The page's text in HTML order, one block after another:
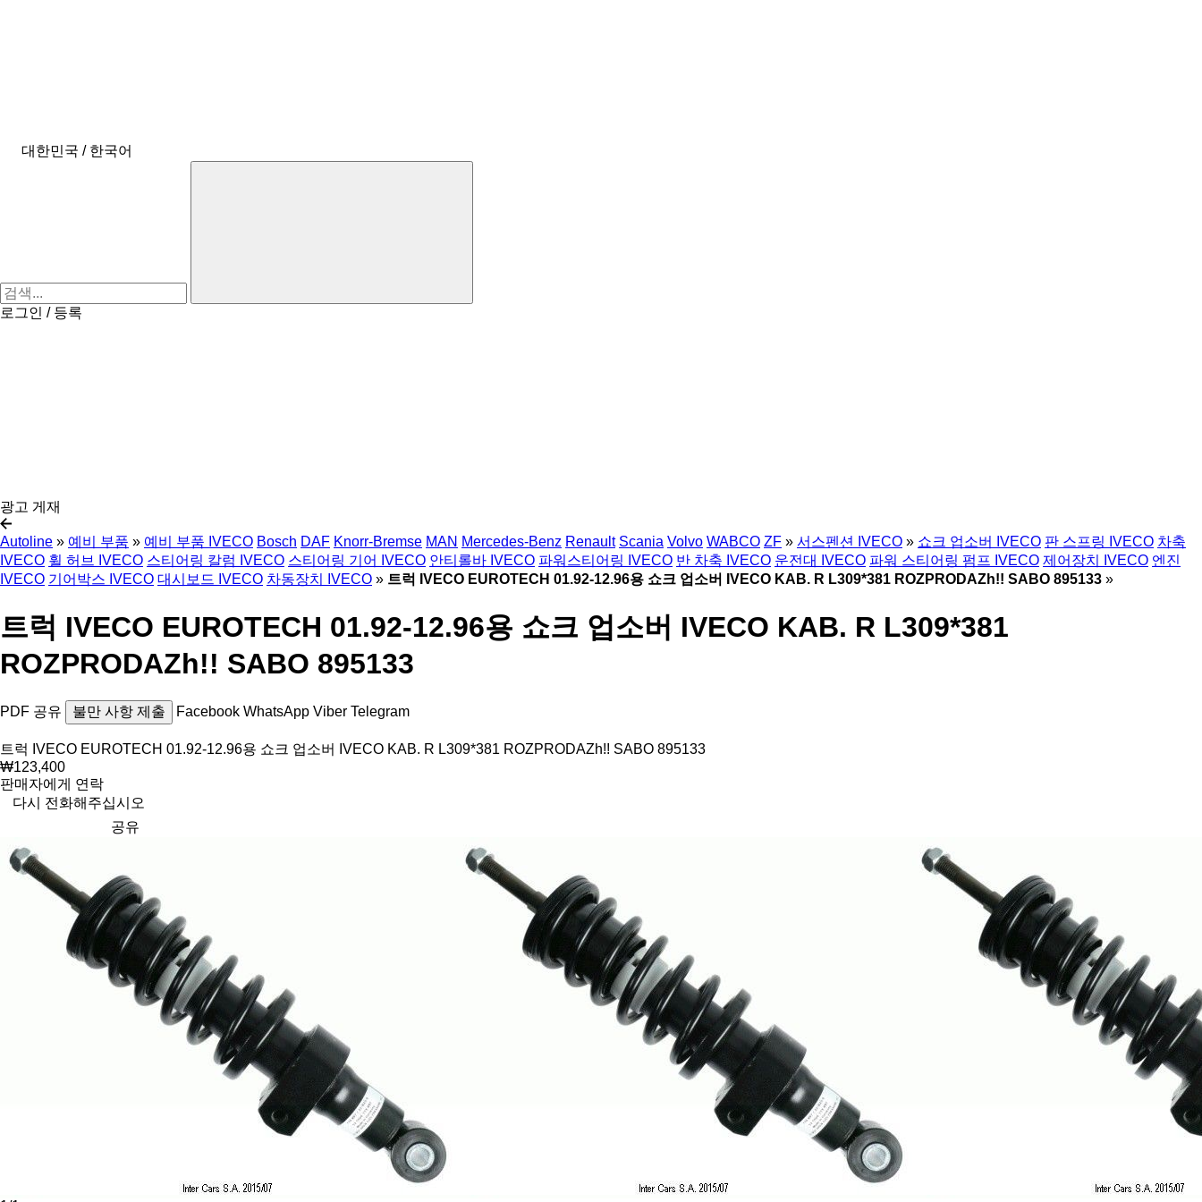
대한민국 / 한국어
로그인 / 등록
광고 게재
Autoline » 예비 부품 » 예비 부품 IVECO Bosch DAF Knorr-Bremse MAN Mercedes-Benz Renault Scania Volvo WABCO ZF » 서스펜션 IVECO » 쇼크 업소버 IVECO 판 스프링 IVECO 차축
IVECO 휠 허브 IVECO 스티어링 칼럼 IVECO 스티어링 기어 IVECO 안티롤바 IVECO 파워스티어링 IVECO 반 차축 IVECO 운전대 IVECO 파워 스티어링 펌프 IVECO 제어장치 IVECO 엔진
IVECO 기어박스 IVECO 대시보드 IVECO 차동장치 IVECO » 트럭 IVECO EUROTECH 01.92-12.96용 쇼크 업소버 IVECO KAB. R L309*381 ROZPRODAZh!! SABO 895133 »
트럭 IVECO EUROTECH 01.92-12.96용 쇼크 업소버 IVECO KAB. R L309*381
ROZPRODAZh!! SABO 895133
PDF 공유 불만 사항 제출 Facebook WhatsApp Viber Telegram
트럭 IVECO EUROTECH 01.92-12.96용 쇼크 업소버 IVECO KAB. R L309*381 ROZPRODAZh!! SABO 895133
₩123,400
판매자에게 연락
다시 전화해주십시오
공유